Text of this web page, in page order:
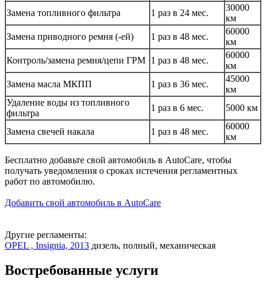
Замена топливного фильтра
1 раз в 24 мес.
30000
км
Замена приводного ремня (-ей)
1 раз в 48 мес.
60000
км
Контроль/замена ремня/цепи ГРМ 1 раз в 48 мес.
60000
км
Замена масла МКПП
1 раз в 36 мес.
45000
км
Удаление воды из топливного
фильтра
1 раз в 6 мес. 5000 км
Замена свечей накала 1 раз в 48 мес.
60000
км
Бесплатно добавьте свой автомобиль в AutoCare, чтобы
получать уведомления о сроках истечения регламентных
работ по автомобилю.
Добавить свой автомобиль в AutoCare
Другие регламенты:
OPEL , Insignia, 2013 дизель, полный, механическая
Востребованные услуги